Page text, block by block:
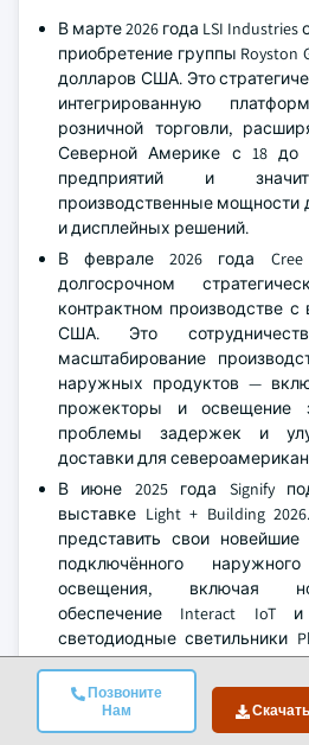
Позвоните
Нам
В марте 2026 года LSI
приобретение группы Royston
долларов США. Это
интегрированную
розничной торговли,
Северной Америке с 18 до
предприятий и
производственные мощности
и дисплейных решений.
В феврале 2026 года
долгосрочном
контрактном производстве
США. Это
масштабирование
наружных продуктов —
прожекторы и
проблемы задержек и
доставки для
В июне 2025 года Signify
выставке Light + Building
представить свои
подключённого
освещения, включая
обеспечение Interact IoT и
светодиодные светильники
для профессиональных
мира.
В июне 2025 года Dialight